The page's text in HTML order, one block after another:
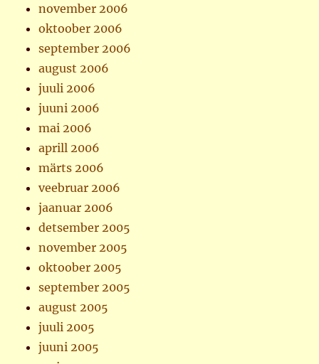
november 2006
oktoober 2006
september 2006
august 2006
juuli 2006
juuni 2006
mai 2006
aprill 2006
märts 2006
veebruar 2006
jaanuar 2006
detsember 2005
november 2005
oktoober 2005
september 2005
august 2005
juuli 2005
juuni 2005